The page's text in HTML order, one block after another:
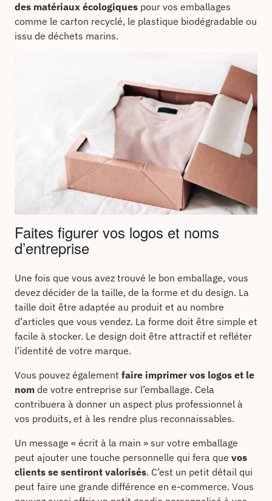
des matériaux écologiques pour vos emballages
comme le carton recyclé, le plastique biodégradable ou
issu de déchets marins.
Faites figurer vos logos et noms
d’entreprise
Une fois que vous avez trouvé le bon emballage, vous
devez décider de la taille, de la forme et du design. La
taille doit être adaptée au produit et au nombre
d’articles que vous vendez. La forme doit être simple et
facile à stocker. Le design doit être attractif et refléter
l’identité de votre marque.
Vous pouvez également faire imprimer vos logos et le
nom de votre entreprise sur l’emballage. Cela
contribuera à donner un aspect plus professionnel à
vos produits, et à les rendre plus reconnaissables.
Un message « écrit à la main » sur votre emballage
peut ajouter une touche personnelle qui fera que vos
clients se sentiront valorisés. C’est un petit détail qui
peut faire une grande différence en e-commerce. Vous